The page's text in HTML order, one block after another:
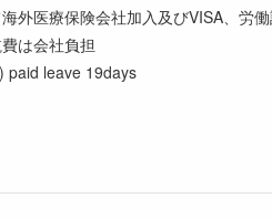
海外医療保険会社加入及びVISA、労
は会社負担
paid leave 19days